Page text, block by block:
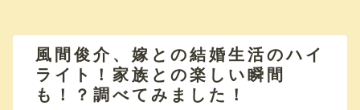
風間俊介、嫁との結婚生活のハイ
ライト！家族との楽しい瞬間
も！？調べてみました！